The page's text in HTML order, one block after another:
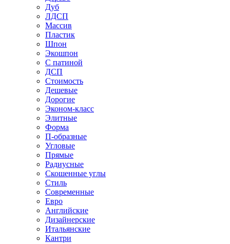
Дуб
ЛДСП
Массив
Пластик
Шпон
Экошпон
С патиной
ДСП
Стоимость
Дешевые
Дорогие
Эконом-класс
Элитные
Форма
П-образные
Угловые
Прямые
Радиусные
Скошенные углы
Стиль
Современные
Евро
Английские
Дизайнерские
Итальянские
Кантри